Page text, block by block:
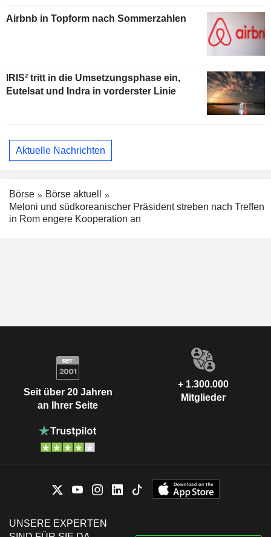
Airbnb in Topform nach Sommerzahlen
IRIS² tritt in die Umsetzungsphase ein,
Eutelsat und Indra in vorderster Linie
Aktuelle Nachrichten
Börse
Börse aktuell
Meloni und südkoreanischer Präsident streben nach Treffen
in Rom engere Kooperation an
Seit über 20 Jahren
an Ihrer Seite
+ 1.300.000
Mitglieder
UNSERE EXPERTEN